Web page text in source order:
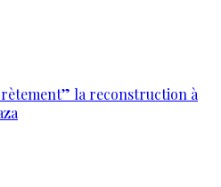
la reconstruction à